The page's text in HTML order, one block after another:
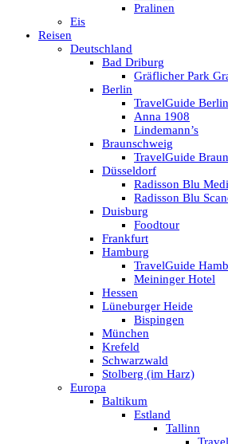
Pralinen
Eis
Reisen
Deutschland
Bad Driburg
Gräflicher Park
Berlin
TravelGuide Berlin
Anna 1908
Lindemann’s
Braunschweig
TravelGuide
Düsseldorf
Radisson Blu
Radisson Blu
Duisburg
Foodtour
Frankfurt
Hamburg
TravelGuide
Meininger Hotel
Hessen
Lüneburger Heide
Bispingen
München
Krefeld
Schwarzwald
Stolberg (im Harz)
Europa
Baltikum
Estland
Tallinn